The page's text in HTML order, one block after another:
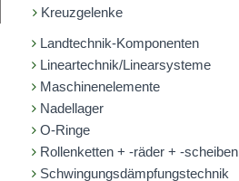
Kreuzgelenke
Landtechnik-Komponenten
Lineartechnik/Linearsysteme
Maschinenelemente
Nadellager
O-Ringe
Rollenketten + -räder + -scheiben
Schwingungsdämpfungstechnik